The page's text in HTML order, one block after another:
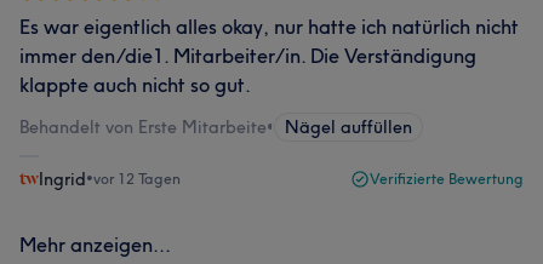
Es war eigentlich alles okay, nur hatte ich natürlich nicht
immer den/die1. Mitarbeiter/in. Die Verständigung
klappte auch nicht so gut.
Behandelt von Erste Mitarbeite• Nägel auffüllen
Ingrid•vor 12 Tagen Verifizierte Bewertung
Mehr anzeigen...